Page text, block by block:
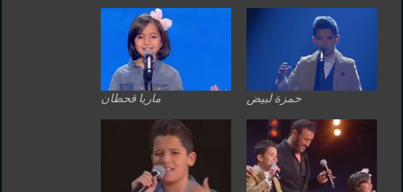
حمزة لبيض ماريا قحطان